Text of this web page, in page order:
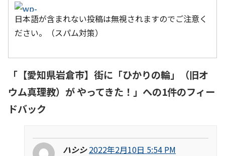
日本語が含まれない投稿は無視されますのでご注意く
ださい。（スパム対策）
「 【愛知県岩倉市】街に「ひかりの輪」（旧オ
ウム真理教）が やってきた！ 」への1件のフィー
ドバック
ハシシ 2022年2月10日 5:54 PM